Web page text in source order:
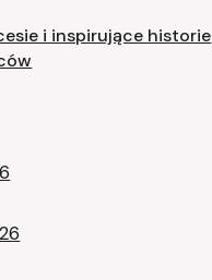
i inspirujące historie